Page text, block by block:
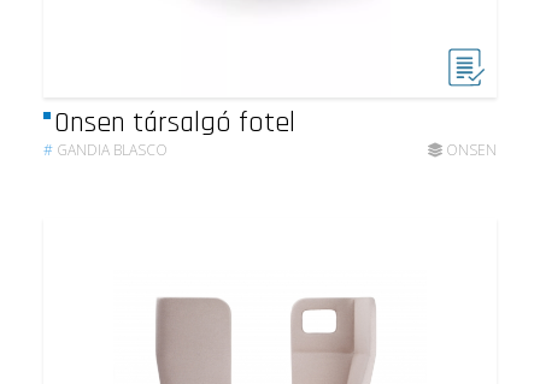
Onsen társalgó fotel
# GANDIA BLASCO ONSEN